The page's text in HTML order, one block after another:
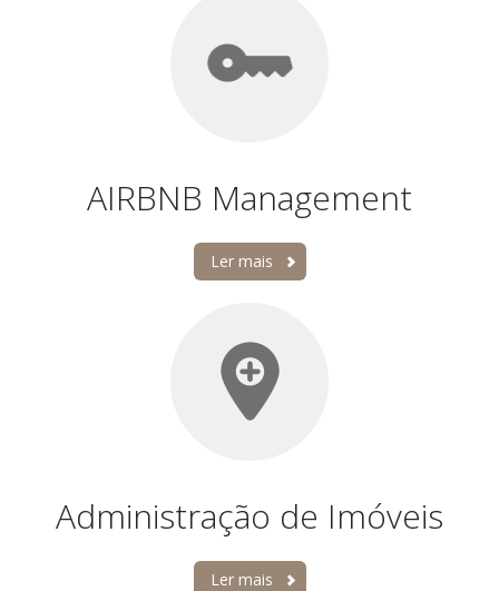
AIRBNB Management
Ler mais
Administração de Imóveis
Ler mais